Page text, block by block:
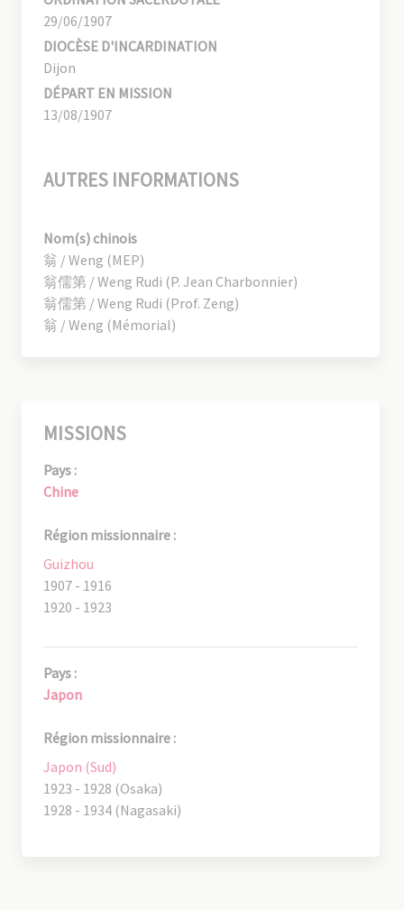
29/06/1907
DIOCÈSE D'INCARDINATION
Dijon
DÉPART EN MISSION
13/08/1907
AUTRES INFORMATIONS
Nom(s) chinois
翁 / Weng (MEP)
翁儒第 / Weng Rudi (P. Jean Charbonnier)
翁儒第 / Weng Rudi (Prof. Zeng)
翁 / Weng (Mémorial)
MISSIONS
Pays :
Chine
Région missionnaire :
Guizhou
1907 - 1916
1920 - 1923
Pays :
Japon
Région missionnaire :
Japon (Sud)
1923 - 1928 (Osaka)
1928 - 1934 (Nagasaki)